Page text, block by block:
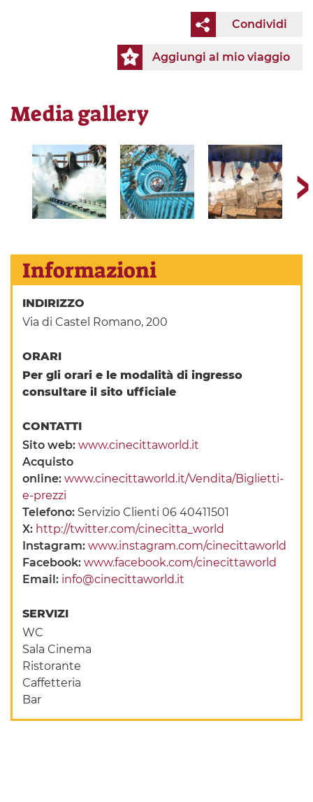
Condividi
Aggiungi al mio viaggio
Media gallery
Informazioni
INDIRIZZO
Via di Castel Romano, 200
ORARI
Per gli orari e le modalità di ingresso
consultare il sito ufficiale
CONTATTI
Sito web:www.cinecittaworld.it
Acquisto
online:www.cinecittaworld.it/Vendita/Biglietti-
e-prezzi
Telefono: Servizio Clienti 06 40411501
X: http://twitter.com/cinecitta_world
Instagram:www.instagram.com/cinecittaworld
Facebook:www.facebook.com/cinecittaworld
Email: info@cinecittaworld.it
SERVIZI
WC
Sala Cinema
Ristorante
Caffetteria
Bar